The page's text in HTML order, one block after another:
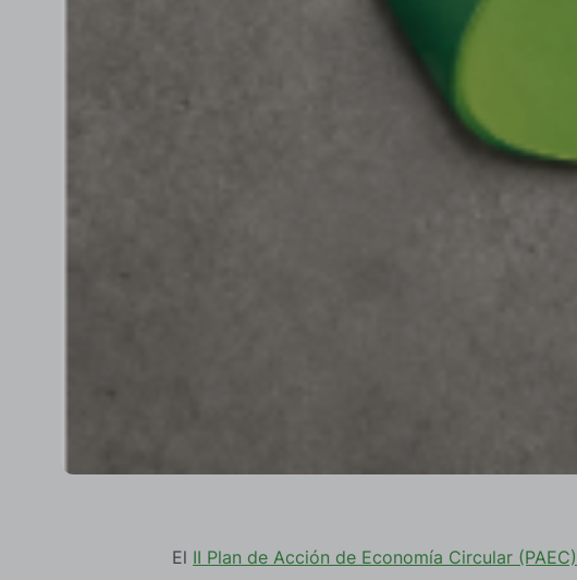
El II Plan de Acción de Economía Circular (PAEC)